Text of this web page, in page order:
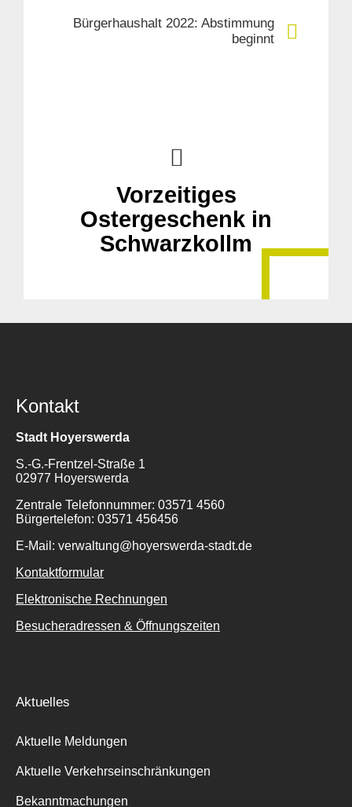
Bürgerhaushalt 2022: Abstimmung
beginnt
Vorzeitiges
Ostergeschenk in
Schwarzkollm
Kontakt
Stadt Hoyerswerda
S.-G.-Frentzel-Straße 1
02977 Hoyerswerda
Zentrale Telefonnummer: 03571 4560
Bürgertelefon: 03571 456456
E-Mail: verwaltung@hoyerswerda-stadt.de
Kontaktformular
Elektronische Rechnungen
Besucheradressen & Öffnungszeiten
Aktuelles
Aktuelle Meldungen
Aktuelle Verkehrseinschränkungen
Bekanntmachungen